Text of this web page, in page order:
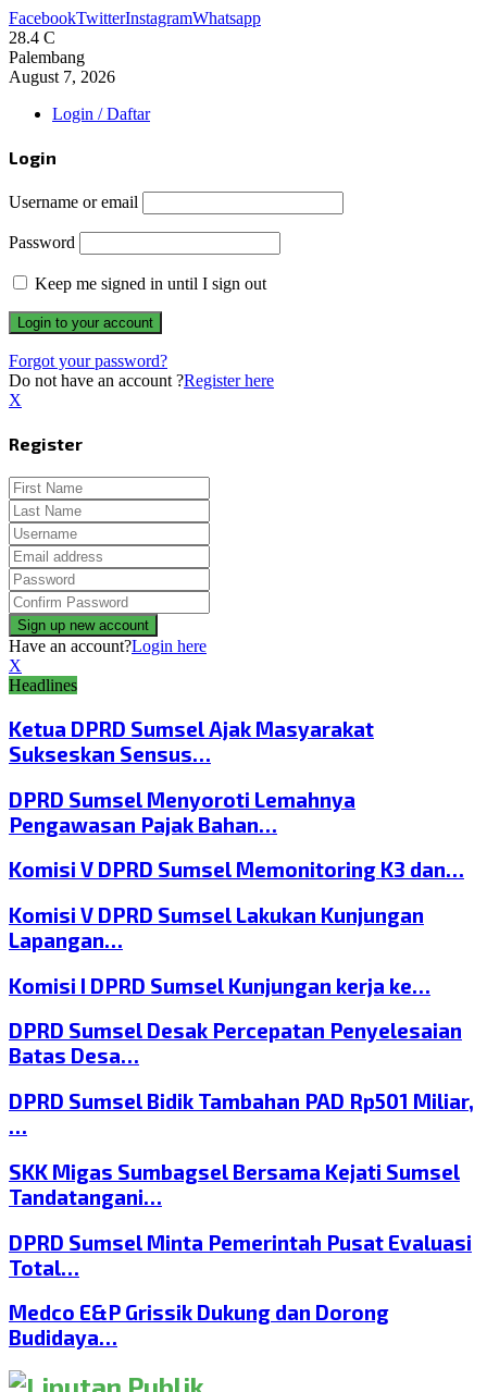
FacebookTwitterInstagramWhatsapp
28.4 C
Palembang
August 7, 2026
Login / Daftar
Login
Username or email
Password
Keep me signed in until I sign out
Forgot your password?
Do not have an account ?Register here
X
Register
Have an account?Login here
X
Headlines
Ketua DPRD Sumsel Ajak Masyarakat
Sukseskan Sensus…
DPRD Sumsel Menyoroti Lemahnya
Pengawasan Pajak Bahan…
Komisi V DPRD Sumsel Memonitoring K3 dan…
Komisi V DPRD Sumsel Lakukan Kunjungan
Lapangan…
Komisi I DPRD Sumsel Kunjungan kerja ke…
DPRD Sumsel Desak Percepatan Penyelesaian
Batas Desa…
DPRD Sumsel Bidik Tambahan PAD Rp501 Miliar,
…
SKK Migas Sumbagsel Bersama Kejati Sumsel
Tandatangani…
DPRD Sumsel Minta Pemerintah Pusat Evaluasi
Total…
Medco E&P Grissik Dukung dan Dorong
Budidaya…